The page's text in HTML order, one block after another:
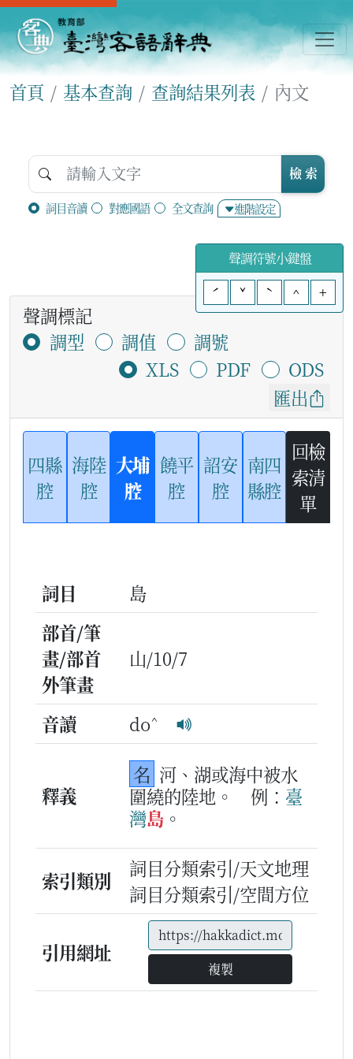
首頁 基本查詢 查詢結果列表 內文
詞目音讀 對應國語 全文查詢 進階設定
檢 索
聲調符號小鍵盤
ˊ
ˇ ˋ ^ +
聲調標記
調型
調值
調號
XLS
PDF
ODS
匯出
四縣
腔
海陸
腔
大埔
腔
饒平
腔
詔安
腔
南四
縣腔
回檢
索清
單
詞目
島
部首/筆
畫/部首
外筆畫
山/10/7
音讀 do^
釋義
名 河、湖或海中被水
圍繞的陸地。
例： 臺
灣島 。
索引類別
詞目分類索引/天文地理
詞目分類索引/空間方位
引用網址
複製